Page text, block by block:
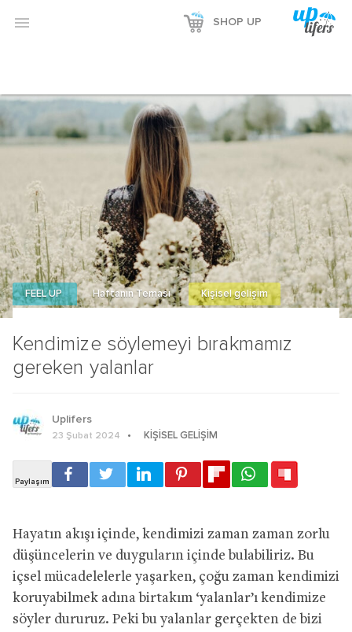
 SHOP UP
Kendimize söylemeyi bırakmamız
gereken yalanlar
FEEL UP Haftanın Teması Kişisel gelişim
Uplifers
23 Şubat 2024 KIŞISEL GELIŞIM
Hayatın akışı içinde, kendimizi zaman zaman zorlu
düşüncelerin ve duyguların içinde bulabiliriz. Bu
içsel mücadelelerle yaşarken, çoğu zaman kendimizi
koruyabilmek adına birtakım ‘yalanlar’ı kendimize
söyler dururuz. Peki bu yalanlar gerçekten de bizi